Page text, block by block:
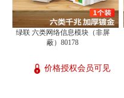
绿联 六类网络信息模块（非屏
蔽）80178
价格授权会员可见